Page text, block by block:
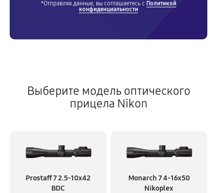
*Отправляя данные, вы соглашаетесь с Политикой
конфиденциальности
Выберите модель оптического
прицела Nikon
Prostaff 7 2.5-10x42
BDC
Monarch 7 4-16x50
Nikoplex